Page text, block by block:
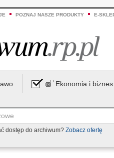
POZNAJ NASZE PRODUKTY E-
Ekonomia i biznes
dostęp do archiwum? Zobacz ofertę